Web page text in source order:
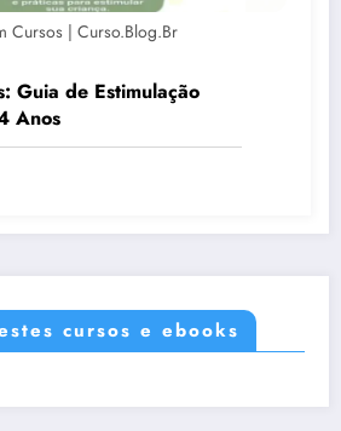
Cursos | Curso.blog.br
Guia de Estimulação
Anos
cursos e ebooks